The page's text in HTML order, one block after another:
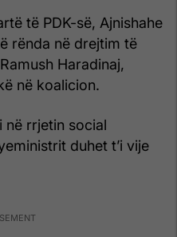
të PDK-së, Ajnishahe
rënda në drejtim të
Haradinaj,
në koalicion.
në rrjetin social
duhet t’i vije